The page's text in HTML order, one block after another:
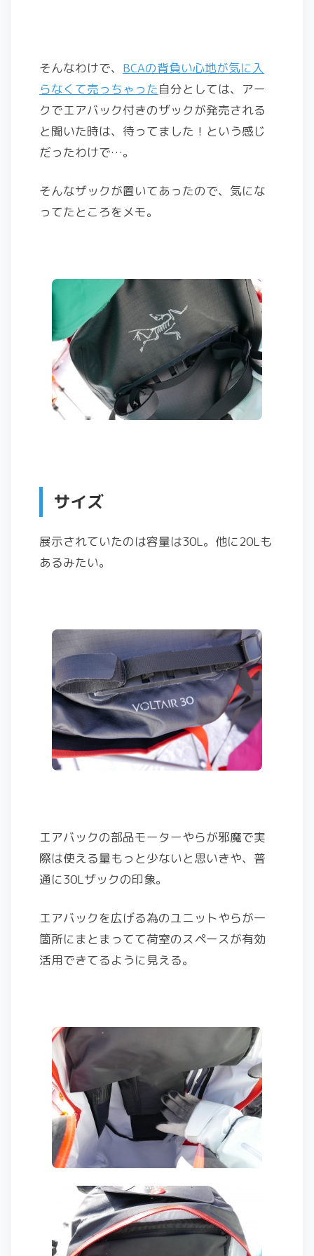
そんなわけで、 BCAの背負い心地が気に入
らなくて売っちゃった自分としては、アー
クでエアバック付きのザックが発売される
と聞いた時は、待ってました！という感じ
だったわけで…。
そんなザックが置いてあったので、気にな
ってたところをメモ。
サイズ
展示されていたのは容量は30L。他に20Lも
あるみたい。
エアバックの部品モーターやらが邪魔で実
際は使える量もっと少ないと思いきや、普
通に30Lザックの印象。
エアバックを広げる為のユニットやらが一
箇所にまとまってて荷室のスペースが有効
活用できてるように見える。